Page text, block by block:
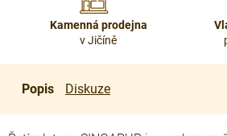
Kamenná prodejna
v Jičíně
Popis Diskuze